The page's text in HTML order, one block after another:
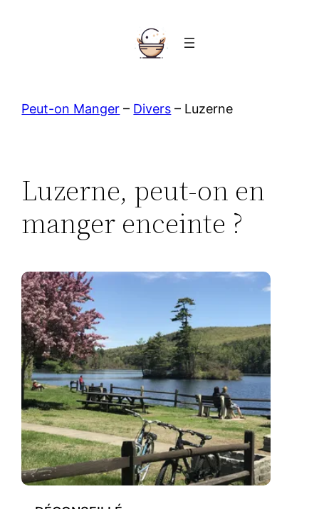
Peut-on Manger – Divers – Luzerne
Luzerne, peut-on en
manger enceinte ?